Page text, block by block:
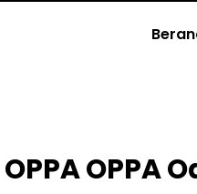
OPPA OPPA